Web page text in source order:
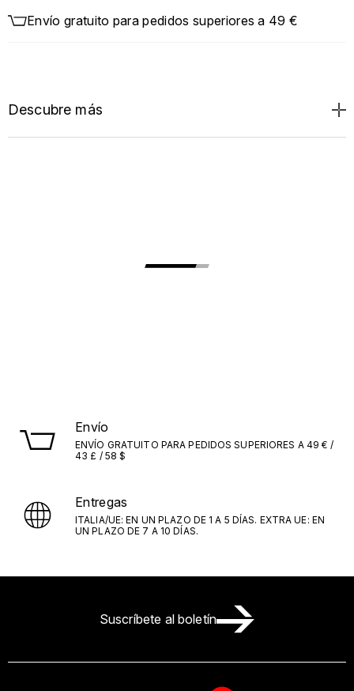
Envío gratuito para pedidos superiores a 49 €
Descubre más
Envío
ENVÍO GRATUITO PARA PEDIDOS SUPERIORES A 49 € /
43 £ / 58 $
Entregas
ITALIA/UE: EN UN PLAZO DE 1 A 5 DÍAS. EXTRA UE: EN
UN PLAZO DE 7 A 10 DÍAS.
Suscríbete al boletín